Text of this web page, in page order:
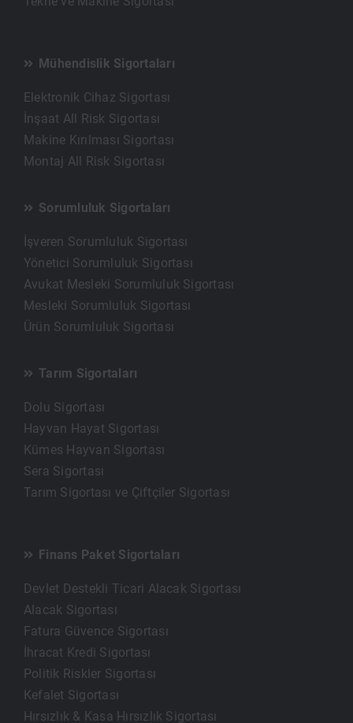
Mühendislik Sigortaları
Elektronik Cihaz Sigortası
İnşaat All Risk Sigortası
Makine Kırılması Sigortası
Montaj All Risk Sigortası
Sorumluluk Sigortaları
İşveren Sorumluluk Sigortası
Yönetici Sorumluluk Sigortası
Avukat Mesleki Sorumluluk Sigortası
Mesleki Sorumluluk Sigortası
Ürün Sorumluluk Sigortası
Tarım Sigortaları
Dolu Sigortası
Hayvan Hayat Sigortası
Kümes Hayvan Sigortası
Sera Sigortası
Tarım Sigortası ve Çiftçiler Sigortası
Finans Paket Sigortaları
Devlet Destekli Ticari Alacak Sigortası
Alacak Sigortası
Fatura Güvence Sigortası
İhracat Kredi Sigortası
Politik Riskler Sigortası
Kefalet Sigortası
Hırsızlık & Kasa Hırsızlık Sigortası